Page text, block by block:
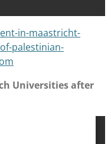
in-maastricht-
palestinian-
Universities after